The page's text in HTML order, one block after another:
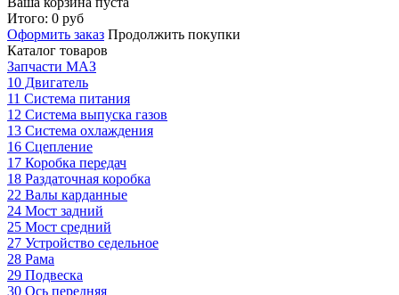
Итого: 0 руб
Оформить заказ Продолжить покупки
Каталог товаров
Запчасти МАЗ
10 Двигатель
11 Система питания
12 Система выпуска газов
13 Система охлаждения
16 Сцепление
17 Коробка передач
18 Раздаточная коробка
22 Валы карданные
24 Мост задний
25 Мост средний
27 Устройство седельное
28 Рама
29 Подвеска
30 Ось передняя